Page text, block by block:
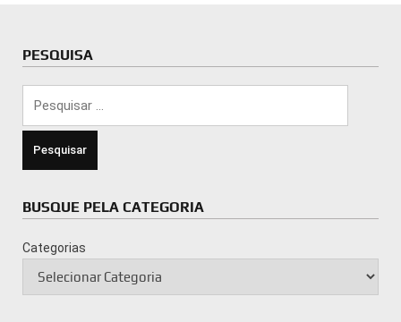
PESQUISA
BUSQUE PELA CATEGORIA
Categorias